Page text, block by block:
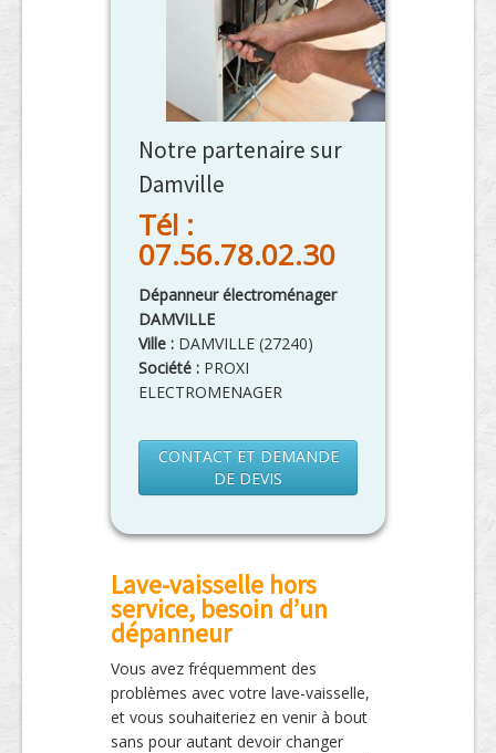
Notre partenaire sur
Damville
Tél :
07.56.78.02.30
Dépanneur électroménager
DAMVILLE
Ville : DAMVILLE (27240)
Société : PROXI
ELECTROMENAGER
CONTACT ET DEMANDE
DE DEVIS
Lave-vaisselle hors
service, besoin d’un
dépanneur
Vous avez fréquemment des
problèmes avec votre lave-vaisselle,
et vous souhaiteriez en venir à bout
sans pour autant devoir changer